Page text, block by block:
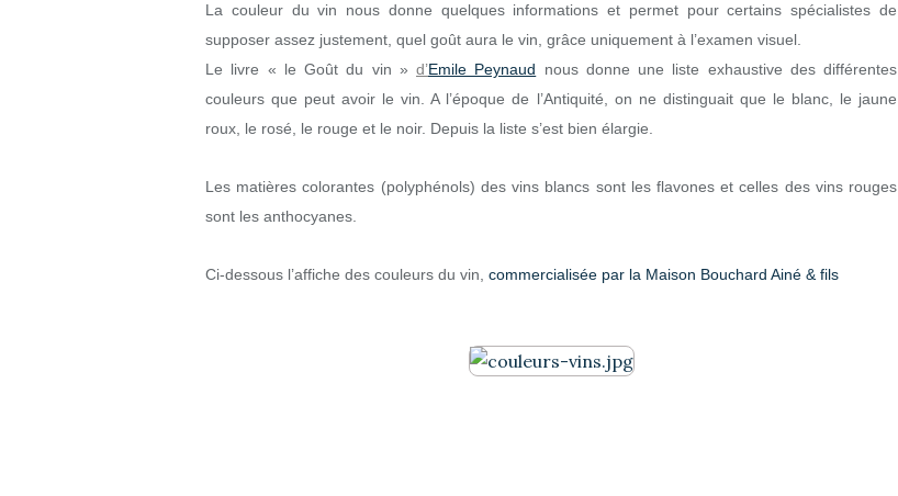
La couleur du vin nous donne quelques informations et permet pour certains spécialistes de
supposer assez justement, quel goût aura le vin, grâce uniquement à l’examen visuel.
Le livre « le Goût du vin » d’Emile Peynaud nous donne une liste exhaustive des différentes
couleurs que peut avoir le vin. A l’époque de l’Antiquité, on ne distinguait que le blanc, le jaune
roux, le rosé, le rouge et le noir. Depuis la liste s’est bien élargie.
Les matières colorantes (polyphénols) des vins blancs sont les flavones et celles des vins rouges
sont les anthocyanes.
Ci-dessous l’affiche des couleurs du vin, commercialisée par la Maison Bouchard Ainé & fils